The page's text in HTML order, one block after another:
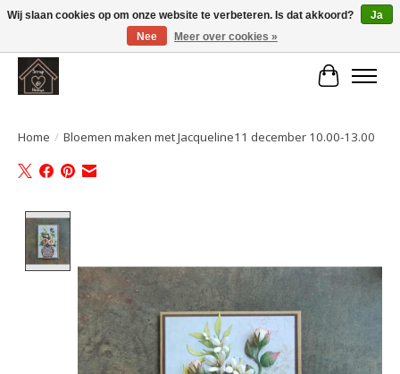
Large selection of products and fast shipping!
Home / Bloemen maken met Jacqueline11 december 10.00-13.00
Wij slaan cookies op om onze website te verbeteren. Is dat akkoord?
Ja
Nee
Meer over cookies »